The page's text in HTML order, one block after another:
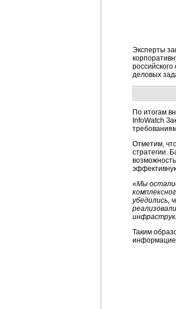
Эксперты
деловых
По итогам
InfoWatch
Отметим,
стратегии.
«Мы
убедились,
Таким